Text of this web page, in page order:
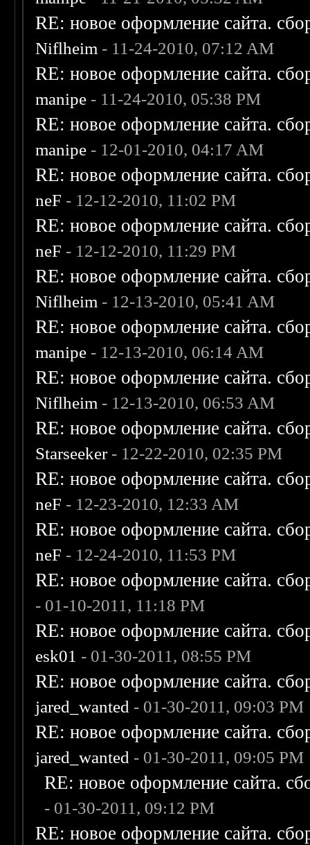
RE: новое оформление сайта.
Niflheim - 11-24-2010, 07:12 AM
RE: новое оформление сайта.
manipe - 11-24-2010, 05:38 PM
RE: новое оформление сайта.
manipe - 12-01-2010, 04:17 AM
RE: новое оформление сайта.
neF - 12-12-2010, 11:02 PM
RE: новое оформление сайта.
neF - 12-12-2010, 11:29 PM
RE: новое оформление сайта.
Niflheim - 12-13-2010, 05:41 AM
RE: новое оформление сайта.
manipe - 12-13-2010, 06:14 AM
RE: новое оформление сайта.
Niflheim - 12-13-2010, 06:53 AM
RE: новое оформление сайта.
Starseeker- 12-22-2010, 02:35 PM
RE: новое оформление сайта.
neF - 12-23-2010, 12:33 AM
RE: новое оформление сайта.
neF - 12-24-2010, 11:53 PM
RE: новое оформление сайта.
- 01-10-2011, 11:18 PM
RE: новое оформление сайта.
esk01 - 01-30-2011, 08:55 PM
RE: новое оформление сайта.
jared_wanted - 01-30-2011, 09:03 PM
RE: новое оформление сайта.
jared_wanted - 01-30-2011, 09:05 PM
RE: новое оформление сайта.
- 01-30-2011, 09:12 PM
RE: новое оформление сайта.